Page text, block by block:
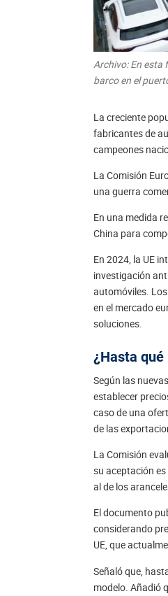
Archivo: En esta
barco en el
La creciente
fabricantes de
campeones
La Comisión
una guerra
En una medida
China para
En 2024, la UE
investigación
automóviles.
en el mercado
soluciones.
¿Hasta
Según las
establecer
caso de una
de las
La Comisión
su aceptación
al de los
El documento
considerando
UE, que
Señaló que,
modelo. Añadió